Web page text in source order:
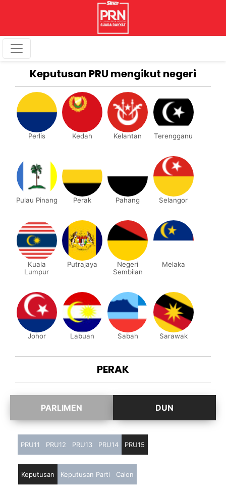
Keputusan PRU mengikut negeri
Perlis Kedah Kelantan Terengganu
Pulau Pinang Perak Pahang Selangor
Kuala
Lumpur
Putrajaya
Negeri
Sembilan
Melaka
Johor Labuan Sabah Sarawak
PERAK
PRU11 PRU12 PRU13 PRU14 PRU15
Keputusan Keputusan Parti Calon